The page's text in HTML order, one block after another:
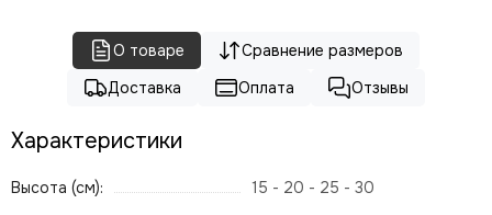
О товаре
Сравнение размеров
Доставка
Оплата Отзывы
Характеристики
Высота (см):
15 - 20 - 25 - 30